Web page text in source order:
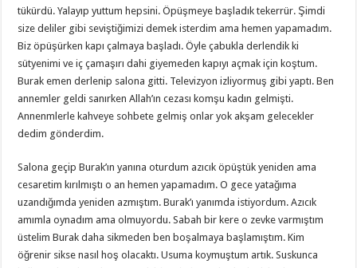
tükürdü. Yalayıp yuttum hepsini. Öpüşmeye başladık tekerrür. Şimdi
size deliler gibi seviştiğimizi demek isterdim ama hemen yapamadım.
Biz öpüşürken kapı çalmaya başladı. Öyle çabukla derlendik ki
sütyenimi ve iç çamaşırı dahi giyemeden kapıyı açmak için koştum.
Burak emen derlenip salona gitti. Televizyon izliyormuş gibi yaptı. Ben
annemler geldi sanırken Allah’ın cezası komşu kadın gelmişti.
Annenmlerle kahveye sohbete gelmiş onlar yok akşam gelecekler
dedim gönderdim.
Salona geçip Burak’ın yanına oturdum azıcık öpüştük yeniden ama
cesaretim kırılmıştı o an hemen yapamadım. O gece yatağıma
uzandığımda yeniden azmıştım. Burak’ı yanımda istiyordum. Azıcık
amımla oynadım ama olmuyordu. Sabah bir kere o zevke varmıştım
üstelim Burak daha sikmeden ben boşalmaya başlamıştım. Kim
öğrenir sikse nasıl hoş olacaktı. Usuma koymuştum artık. Suskunca